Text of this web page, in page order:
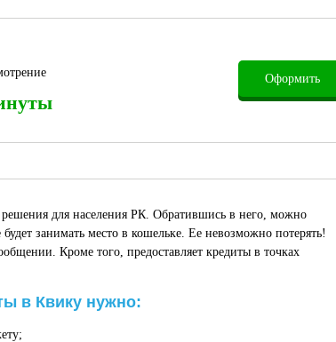
Оформить
для населения РК. Обратившись в него, можно
занимать место в кошельке. Ее невозможно потерять!
Кроме того, предоставляет кредиты в точках
в Квику нужно: